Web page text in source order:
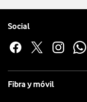
Social
Fibra y móvil